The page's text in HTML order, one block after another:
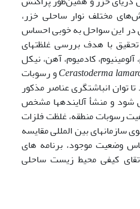
مختلف نوار ساحلی خزر،
در این سواحل به خوبی احساس
با هدف بررسی غلظت­های
کادمیوم، آهن، نیکل
Cerastodermaو رسوبات
توان انباشتگری عناصر مذکور
و منشأ آلاینده­ها مشخص
رسوبات منطقه، غلظت فلزات
سازمانهای بین المللی مقایسه
اساس وضعیت موجود، برنامه های
کیفی محیط زیست ساحلی